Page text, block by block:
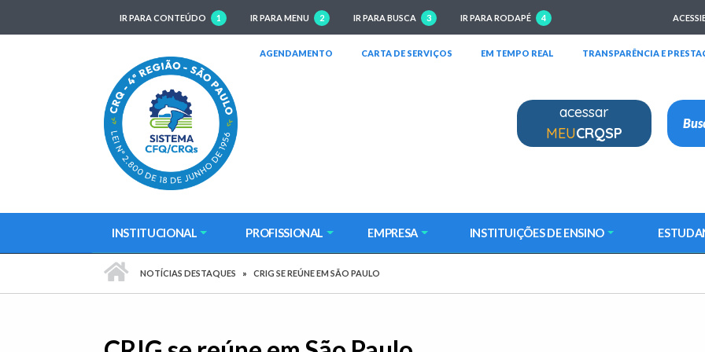
IR PARA CONTEÚDO 1 IR PARA MENU 2 IR PARA BUSCA 3 IR PARA RODAPÉ 4
AGENDAMENTO (ABRIRÁ EM NOVA JANELA)
CARTA DE SERVIÇOS (ABRIRÁ EM NOVA JANELA)
EM TEMPO REAL (ABRIRÁ EM NOVA JANELA)
TRANSPARÊNCIA E
acessar
MEUCRQSP
INSTITUCIONAL PROFISSIONAL EMPRESA INSTITUIÇÕES DE ENSINO
PÁGINA INICIAL
NOTÍCIAS DESTAQUES CRIG SE REÚNE EM SÃO PAULO